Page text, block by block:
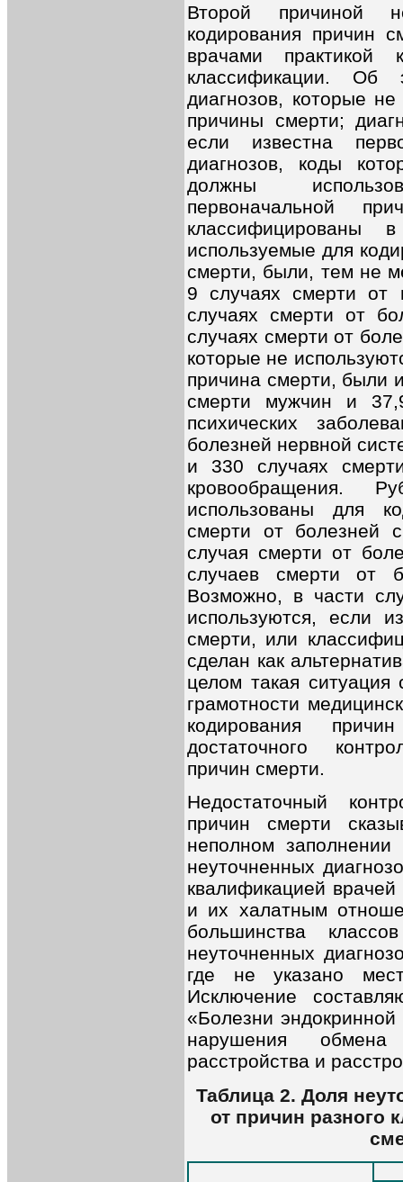
Второй причиной
кодирования причин
врачами практикой
классификации. Об
диагнозов, которые не
причины смерти;
если известна
диагнозов, коды
должны
первоначальной
классифицированы
используемые для
смерти, были, тем не
9 случаях смерти от
случаях смерти от
случаях смерти от
которые не
причина смерти, были
смерти мужчин и
психических
болезней нервной
и 330 случаях
кровообращения.
использованы для
смерти от болезней
случая смерти от
случаев смерти от
Возможно, в части
используются, если
смерти, или
сделан как
целом такая ситуация
грамотности
кодирования
достаточного
причин смерти.
Недостаточный
причин смерти
неполном заполнении
неуточненных
квалификацией
и их халатным
большинства
неуточненных
где не указано
Исключение
«Болезни
нарушения
расстройства и
Таблица 2. Доля
от причин разного